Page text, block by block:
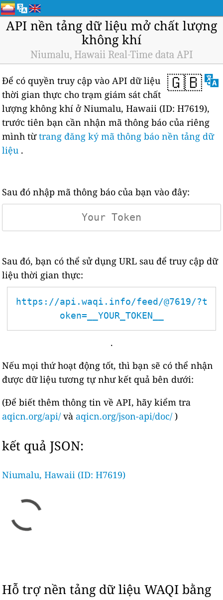
API nền tảng dữ liệu mở chất lượng
không khí
Niumalu, Hawaii Real-Time data API
🇬🇧
Để có quyền truy cập vào API dữ liệu
thời gian thực cho trạm giám sát chất
lượng không khí ở Niumalu, Hawaii (ID: H7619),
trước tiên bạn cần nhận mã thông báo của riêng
mình từtrang đăng ký mã thông báo nền tảng dữ
liệu .
Sau đó nhập mã thông báo của bạn vào đây:
Sau đó, bạn có thể sử dụng URL sau để truy cập dữ
liệu thời gian thực:
https://api.waqi.info/feed/@7619/?t
oken=__YOUR_TOKEN__
.
Nếu mọi thứ hoạt động tốt, thì bạn sẽ có thể nhận
được dữ liệu tương tự như kết quả bên dưới:
(Để biết thêm thông tin về API, hãy kiểm tra
aqicn.org/api/ và aqicn.org/json-api/doc/ )
kết quả JSON:
Niumalu, Hawaii (ID: H7619)
Hỗ trợ nền tảng dữ liệu WAQI bằng